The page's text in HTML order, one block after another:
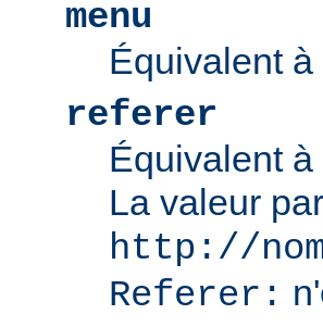
menu
Équivalent à
referer
Équivalent
La valeur
http://
Referer: